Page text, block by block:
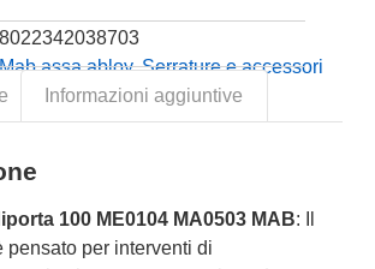
8022342038703
assa abloy,Serrature e accessori
Informazioni aggiuntive
100 ME0104 MA0503 MAB: Il
pensato per interventi di